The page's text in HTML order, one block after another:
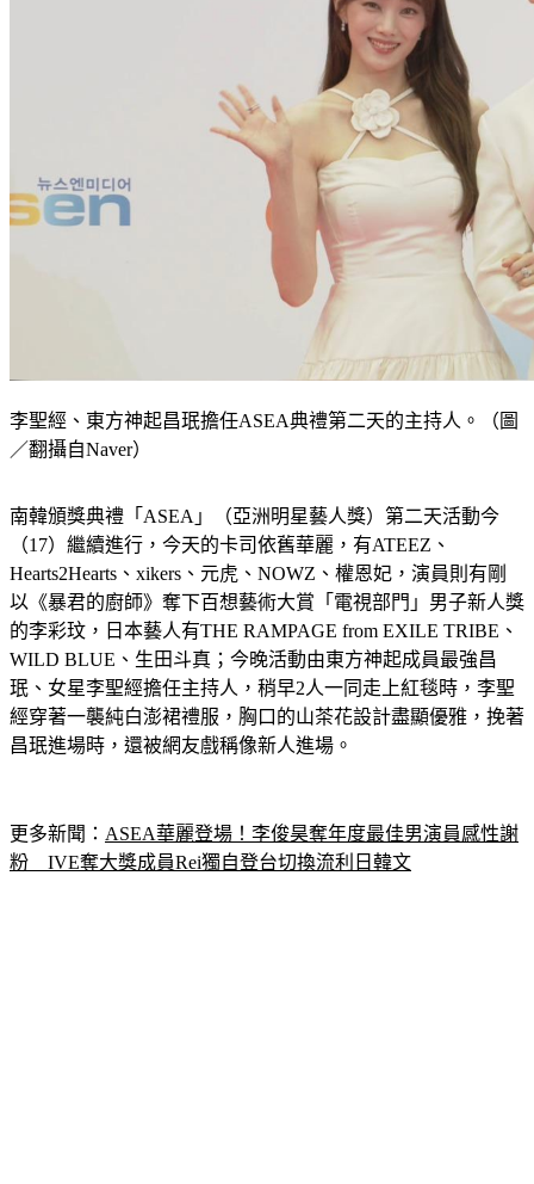
李聖經、東方神起昌珉擔任ASEA典禮第二天的主持人。（圖
／翻攝自Naver）
南韓頒獎典禮「ASEA」（亞洲明星藝人獎）第二天活動今
（17）繼續進行，今天的卡司依舊華麗，有ATEEZ、
Hearts2Hearts、xikers、元虎、NOWZ、權恩妃，演員則有剛
以《暴君的廚師》奪下百想藝術大賞「電視部門」男子新人獎
的李彩玟，日本藝人有THE RAMPAGE from EXILE TRIBE、
WILD BLUE、生田斗真；今晚活動由東方神起成員最強昌
珉、女星李聖經擔任主持人，稍早2人一同走上紅毯時，李聖
經穿著一襲純白澎裙禮服，胸口的山茶花設計盡顯優雅，挽著
昌珉進場時，還被網友戲稱像新人進場。
更多新聞： ASEA華麗登場！李俊昊奪年度最佳男演員感性謝
粉　IVE奪大獎成員Rei獨自登台切換流利日韓文